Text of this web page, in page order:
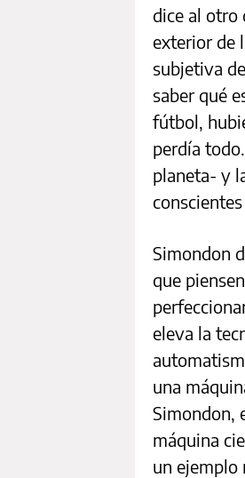
dice al otro
exterior de
subjetiva
saber qué
fútbol,
perdía
planeta- y
Simondon
que
eleva la
una
Simondon,
máquina
un ejemplo